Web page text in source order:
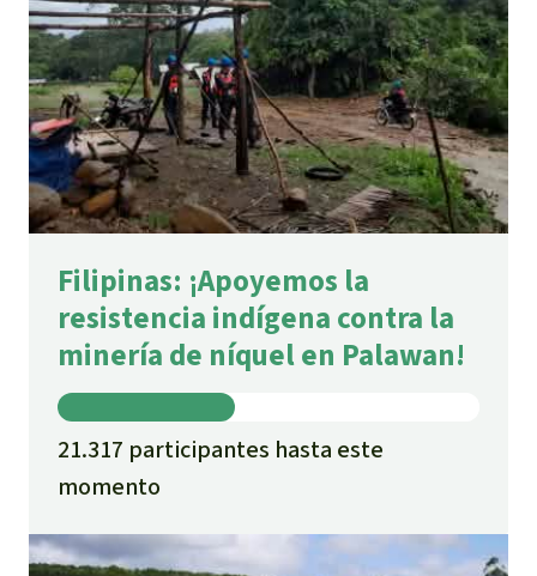
Filipinas: ¡Apoyemos la
resistencia indígena contra la
minería de níquel en Palawan!
21.317 participantes hasta este
momento